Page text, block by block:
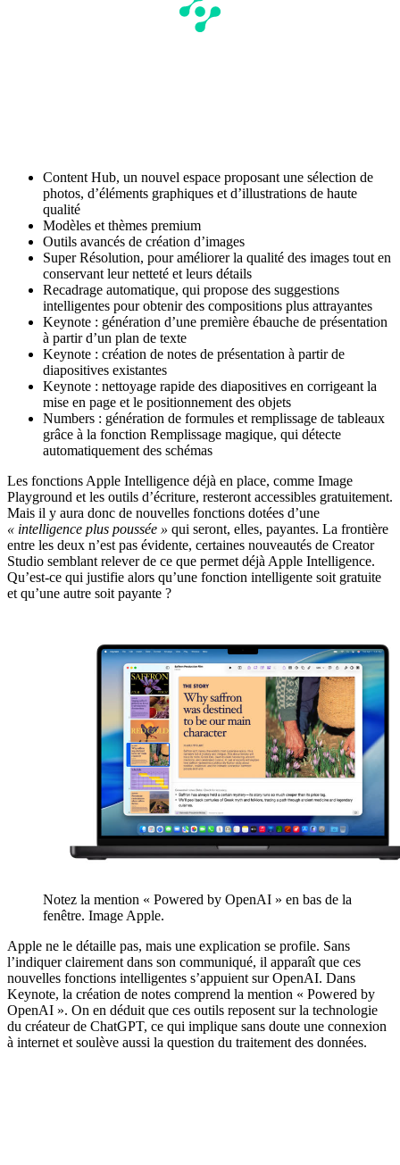
Content Hub, un nouvel espace proposant une sélection de
photos, d’éléments graphiques et d’illustrations de haute
qualité
Modèles et thèmes premium
Outils avancés de création d’images
Super Résolution, pour améliorer la qualité des images tout en
conservant leur netteté et leurs détails
Recadrage automatique, qui propose des suggestions
intelligentes pour obtenir des compositions plus attrayantes
Keynote : génération d’une première ébauche de présentation
à partir d’un plan de texte
Keynote : création de notes de présentation à partir de
diapositives existantes
Keynote : nettoyage rapide des diapositives en corrigeant la
mise en page et le positionnement des objets
Numbers : génération de formules et remplissage de tableaux
grâce à la fonction Remplissage magique, qui détecte
automatiquement des schémas
Les fonctions Apple Intelligence déjà en place, comme Image
Playground et les outils d’écriture, resteront accessibles gratuitement.
Mais il y aura donc de nouvelles fonctions dotées d’une
« intelligence plus poussée » qui seront, elles, payantes. La frontière
entre les deux n’est pas évidente, certaines nouveautés de Creator
Studio semblant relever de ce que permet déjà Apple Intelligence.
Qu’est-ce qui justifie alors qu’une fonction intelligente soit gratuite
et qu’une autre soit payante ?
Notez la mention « Powered by OpenAI » en bas de la
fenêtre. Image Apple.
Apple ne le détaille pas, mais une explication se profile. Sans
l’indiquer clairement dans son communiqué, il apparaît que ces
nouvelles fonctions intelligentes s’appuient sur OpenAI. Dans
Keynote, la création de notes comprend la mention « Powered by
OpenAI ». On en déduit que ces outils reposent sur la technologie
du créateur de ChatGPT, ce qui implique sans doute une connexion
à internet et soulève aussi la question du traitement des données.